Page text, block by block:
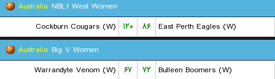
Australia NBL1 West Women
Cockburn Cougars (W)
۱۲۰ ۸۶
East Perth Eagles (W)
Australia Big V Women
Warrandyte Venom (W)
۶۷ ۷۲ Bulleen Boomers (W)